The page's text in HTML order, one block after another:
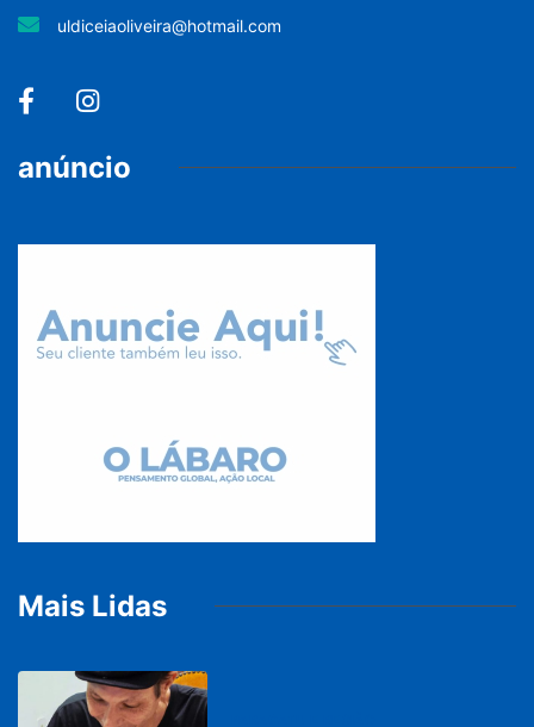
uldiceiaoliveira@hotmail.com
anúncio
Mais Lidas